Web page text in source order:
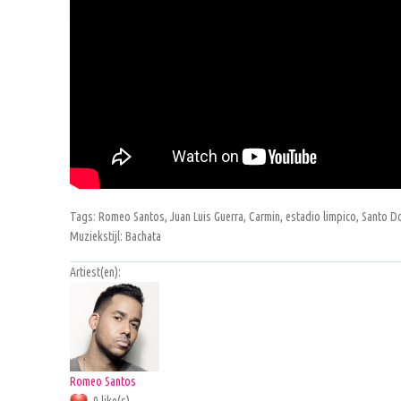
Tags: Romeo Santos, Juan Luis Guerra, Carmin, estadio limpico, Santo
Muziekstijl: Bachata
Artiest(en):
Romeo Santos